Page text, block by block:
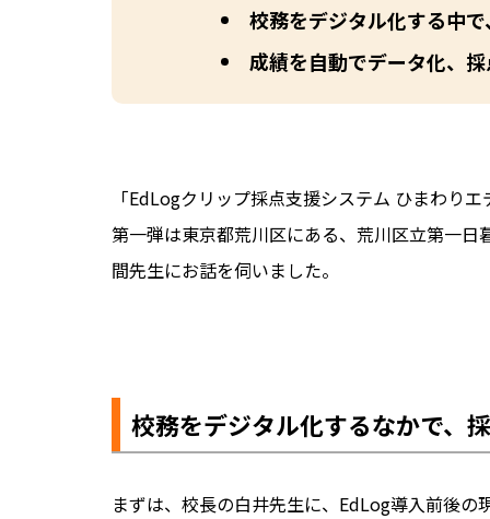
校務をデジタル化する中
成績を自動でデータ化、
「EdLogクリップ採点支援システム ひまわり
第一弾は東京都荒川区にある、荒川区立第一
間先生にお話を伺いました。
校務をデジタル化するなかで、
まずは、校長の白井先生に、EdLog導入前後